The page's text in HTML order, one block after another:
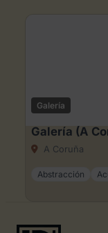
Galería
Galería (A
A Coruña
Abstracción